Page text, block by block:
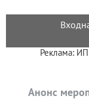
Реклама:
Анонс